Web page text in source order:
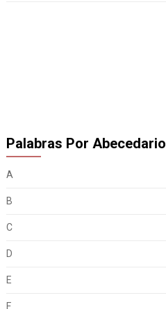
Palabras Por Abecedario
A
B
C
D
E
F